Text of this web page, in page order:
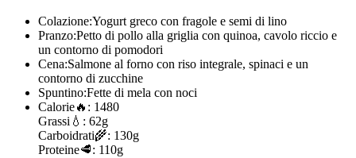
Colazione:Yogurt greco con fragole e semi di lino
Pranzo:Petto di pollo alla griglia con quinoa, cavolo riccio e
un contorno di pomodori
Cena:Salmone al forno con riso integrale, spinaci e un
contorno di zucchine
Spuntino:Fette di mela con noci
Calorie🔥: 1480
Grassi 💧: 62g
Carboidrati🌾: 130g
Proteine🥩: 110g